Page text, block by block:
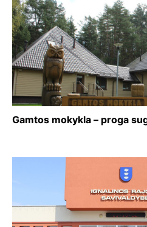
Gamtos mokykla – proga